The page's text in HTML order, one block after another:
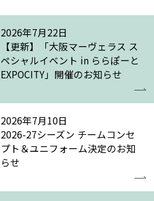
2026年7月22日
【更新】「大阪マーヴェラス ス
ペシャルイベント in ららぽーと
EXPOCITY」開催のお知らせ
2026年7月10日
2026-27シーズン チームコンセ
プト＆ユニフォーム決定のお知
らせ